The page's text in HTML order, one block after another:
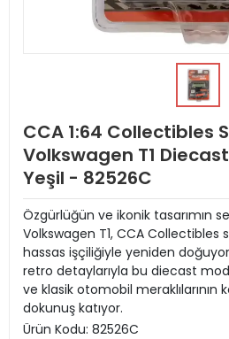
CCA 1:64 Collectibles
Volkswagen T1
Yeşil - 82526C
Özgürlüğün ve ikonik tasarımın
Volkswagen T1, CCA Collectibles
hassas işçiliğiyle yeniden
retro detaylarıyla bu diecast
ve klasik otomobil meraklılarının
dokunuş katıyor.
Ürün Kodu: 82526C